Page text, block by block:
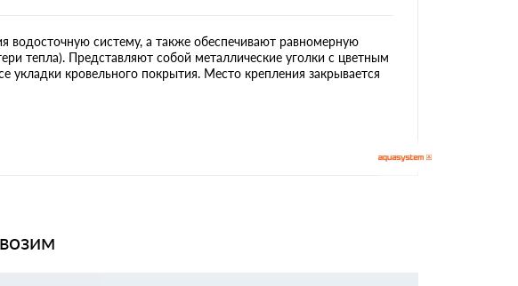
водосточную систему, а также обеспечивают равномерную
тепла). Представляют собой металлические уголки с цветным
кровельного покрытия. Место крепления закрывается